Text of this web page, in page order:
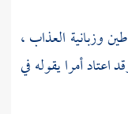
وزبانية العذاب ،
أمرا يقوله في